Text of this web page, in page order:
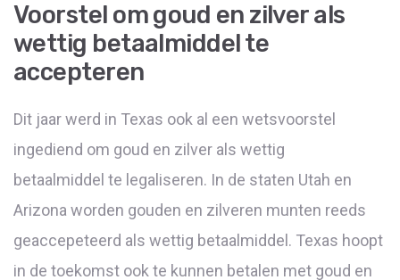
Voorstel om goud en zilver als
wettig betaalmiddel te
accepteren
Dit jaar werd in Texas ook al een wetsvoorstel
ingediend om goud en zilver als wettig
betaalmiddel te legaliseren. In de staten Utah en
Arizona worden gouden en zilveren munten reeds
geaccepeteerd als wettig betaalmiddel. Texas hoopt
in de toekomst ook te kunnen betalen met goud en